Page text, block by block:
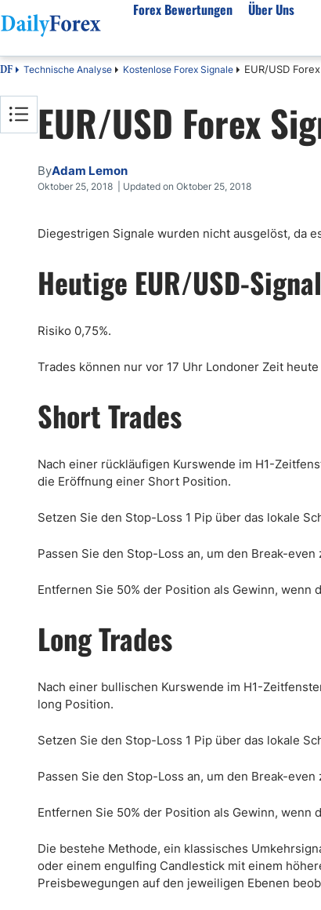
Forex Bewertungen
FX Broker Bewertungen
Automatischer Forex Handel
Forex Broker Wählen
Mehr unter Rezensionen
Vollständige Brokerliste
Über Uns
Über uns
Redaktionelle Richtlinien
Wie wir Geld verdienen
Unsere Methodik
Warum uns vertrauen?
DF Technische Analyse Kostenlose Forex Signale EUR/USD
EUR/USD Forex
ByAdam Lemon
Oktober 25, 2018 | Updated on Oktober 25, 2018
Diegestrigen Signale wurden nicht ausgelöst, da
Heutige EUR/USD-
Risiko 0,75%.
Trades können nur vor 17 Uhr Londoner Zeit
Short Trades
Nach einer rückläufigen Kurswende im H1-
die Eröffnung einer Short Position.
Setzen Sie den Stop-Loss 1 Pip über das lokale
Passen Sie den Stop-Loss an, um den Break-
Entfernen Sie 50% der Position als Gewinn,
Long Trades
Nach einer bullischen Kurswende im H1-
long Position.
Setzen Sie den Stop-Loss 1 Pip über das lokale
Passen Sie den Stop-Loss an, um den Break-
Entfernen Sie 50% der Position als Gewinn,
Die bestehe Methode, ein klassisches
oder einem engulfing Candlestick mit einem
Preisbewegungen auf den jeweiligen Ebenen